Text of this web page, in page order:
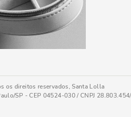
os direitos reservados, Santa Lolla
SP - CEP 04524-030 / CNPJ